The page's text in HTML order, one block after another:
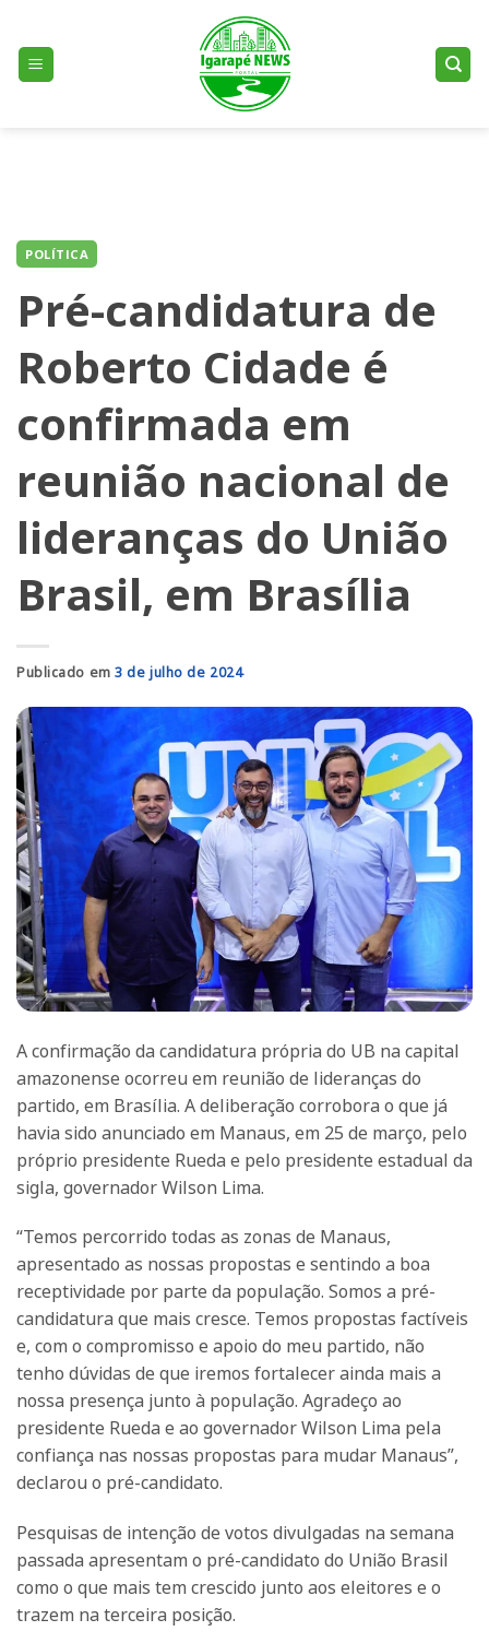
content
POLÍTICA
Pré-candidatura de
Roberto Cidade é
confirmada em
reunião nacional de
lideranças do União
Brasil, em Brasília
Publicado em3 de julho de 2024
A confirmação da candidatura própria do UB na capital
amazonense ocorreu em reunião de lideranças do
partido, em Brasília. A deliberação corrobora o que já
havia sido anunciado em Manaus, em 25 de março, pelo
próprio presidente Rueda e pelo presidente estadual da
sigla, governador Wilson Lima.
“Temos percorrido todas as zonas de Manaus,
apresentado as nossas propostas e sentindo a boa
receptividade por parte da população. Somos a pré-
candidatura que mais cresce. Temos propostas factíveis
e, com o compromisso e apoio do meu partido, não
tenho dúvidas de que iremos fortalecer ainda mais a
nossa presença junto à população. Agradeço ao
presidente Rueda e ao governador Wilson Lima pela
confiança nas nossas propostas para mudar Manaus”,
declarou o pré-candidato.
Pesquisas de intenção de votos divulgadas na semana
passada apresentam o pré-candidato do União Brasil
como o que mais tem crescido junto aos eleitores e o
trazem na terceira posição.